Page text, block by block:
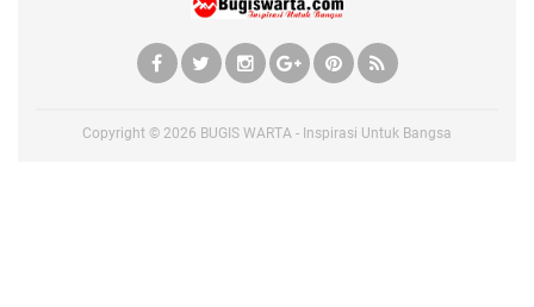
Copyright © 2026 BUGIS WARTA - Inspirasi Untuk Bangsa